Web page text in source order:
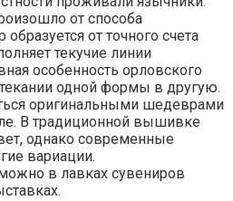
от способа
от точного счета
текучие линии
особенность орловского
одной формы в другую.
оригинальными шедеврами
В традиционной вышивке
однако современные
вариации.
в лавках сувениров